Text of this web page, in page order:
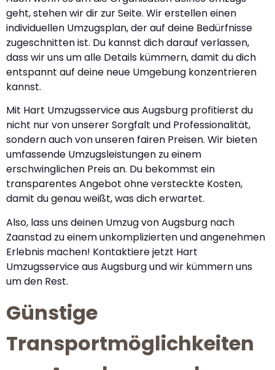
geht, stehen wir dir zur Seite. Wir erstellen einen
individuellen Umzugsplan, der auf deine Bedürfnisse
zugeschnitten ist. Du kannst dich darauf verlassen,
dass wir uns um alle Details kümmern, damit du dich
entspannt auf deine neue Umgebung konzentrieren
kannst.
Mit Hart Umzugsservice aus Augsburg profitierst du
nicht nur von unserer Sorgfalt und Professionalität,
sondern auch von unseren fairen Preisen. Wir bieten
umfassende Umzugsleistungen zu einem
erschwinglichen Preis an. Du bekommst ein
transparentes Angebot ohne versteckte Kosten,
damit du genau weißt, was dich erwartet.
Also, lass uns deinen Umzug von Augsburg nach
Zaanstad zu einem unkomplizierten und angenehmen
Erlebnis machen! Kontaktiere jetzt Hart
Umzugsservice aus Augsburg und wir kümmern uns
um den Rest.
Günstige
Transportmöglichkeiten